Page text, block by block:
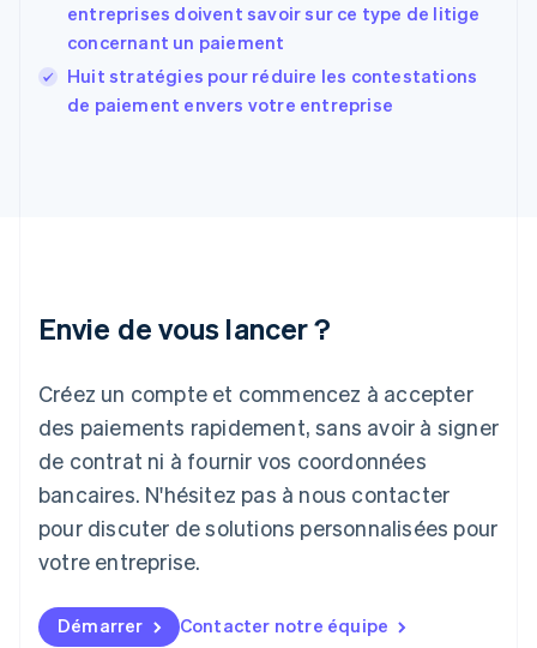
entreprises doivent savoir sur ce type de litige
concernant un paiement
Huit stratégies pour réduire les contestations
de paiement envers votre entreprise
Envie de vous lancer ?
Créez un compte et commencez à accepter
des paiements rapidement, sans avoir à signer
de contrat ni à fournir vos coordonnées
bancaires. N'hésitez pas à nous contacter
pour discuter de solutions personnalisées pour
votre entreprise.
Démarrer Contacter notre équipe
FrançaisEnglish
Gibraltar
English
Grèce
English
Japon
Lettonie
English
Liechtenstein
DeutschEnglish
Lituanie
Luxembourg
FrançaisDeutschEnglish
English简体中文
Malte